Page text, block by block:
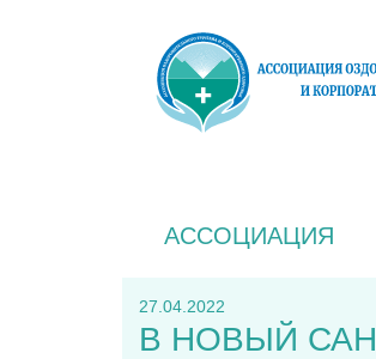
АССОЦИАЦИЯ
27.04.2022
В НОВЫЙ